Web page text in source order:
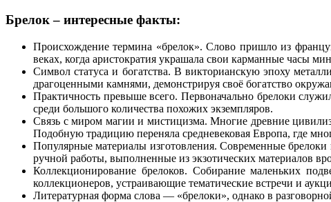
Брелок – интересные факты:
Происхождение термина «брелок». Слово пришло из
веках, когда аристократия украшала свои карманные часы
Символ статуса и богатства. В викторианскую эпоху
драгоценными камнями, демонстрируя своё богатство
Практичность превыше всего. Первоначально брелоки
среди большого количества похожих экземпляров.
Связь с миром магии и мистицизма. Многие древние
Подобную традицию переняла средневековая Европа, где
Популярные материалы изготовления. Современные брелоки
ручной работы, выполненные из экзотических материалов
Коллекционирование брелоков. Собирание маленьких
коллекционеров, устраивающие тематические встречи и
Литературная форма слова — «брелоки», однако в